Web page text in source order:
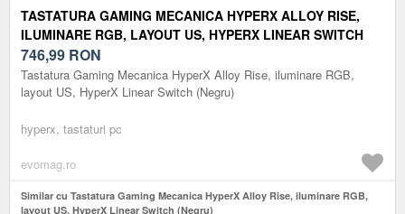
TASTATURA GAMING MECANICA HYPERX ALLOY RISE,
ILUMINARE RGB, LAYOUT US, HYPERX LINEAR SWITCH
(NEGRU)
746,99 RON
Tastatura Gaming Mecanica HyperX Alloy Rise, iluminare RGB,
layout US, HyperX Linear Switch (Negru)
hyperx, tastaturi pc
evomag.ro
Similar cu Tastatura Gaming Mecanica HyperX Alloy Rise, iluminare RGB,
layout US, HyperX Linear Switch (Negru)